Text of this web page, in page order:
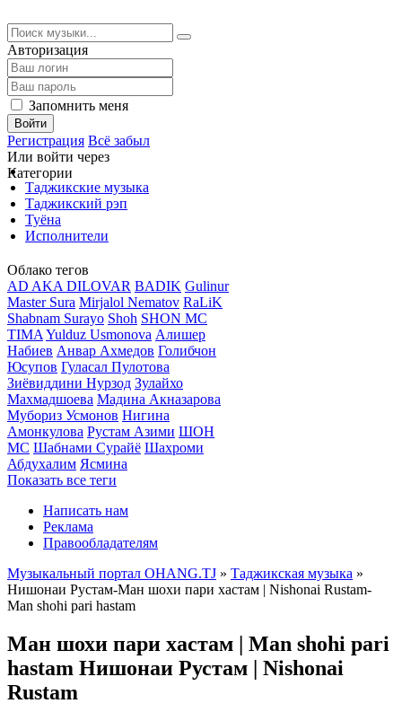
Авторизация
Запомнить меня
Войти
Регистрация Всё забыл
Или войти через
Категории
Таджикские музыка
Таджикский рэп
Туёна
Исполнители
Облако тегов
AD AKA DILOVAR BADIK Gulinur
Master Sura Mirjalol Nematov RaLiK
Shabnam Surayo Shoh SHON MC
TIMA Yulduz Usmonova Алишер
Набиев Анвар Ахмедов Голибчон
Юсупов Гуласал Пулотова
Зиёвиддини Нурзод Зулайхо
Махмадшоева Мадина Акназарова
Мубориз Усмонов Нигина
Амонкулова Рустам Азими ШОН
МС Шабнами Сурайё Шахроми
Абдухалим Ясмина
Показать все теги
Написать нам
Реклама
Правообладателям
Музыкальный портал OHANG.TJ » Таджикская музыка »
Нишонаи Рустам-Ман шохи пари хастам | Nishonai Rustam-
Man shohi pari hastam
Ман шохи пари хастам | Man shohi pari
hastam Нишонаи Рустам | Nishonai
Rustam